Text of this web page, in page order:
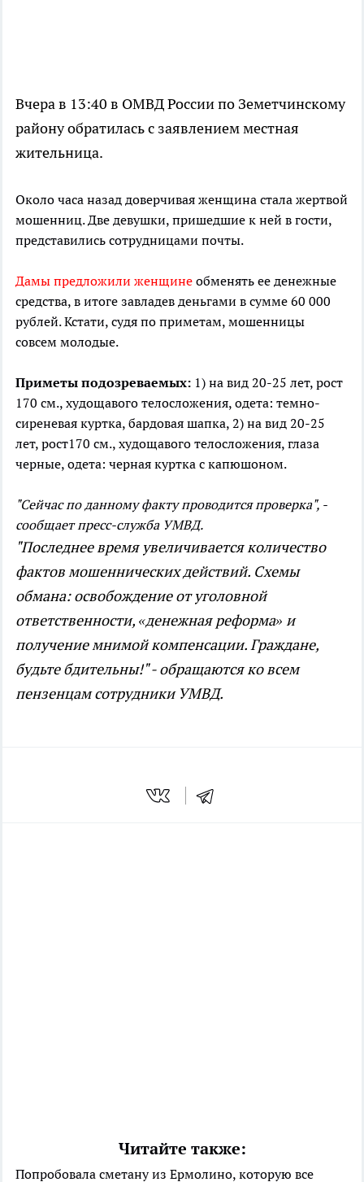
Вчера в 13:40 в ОМВД России по Земетчинскому
району обратилась с заявлением местная
жительница.
Около часа назад доверчивая женщина стала жертвой
мошенниц. Две девушки, пришедшие к ней в гости,
представились сотрудницами почты.
Дамы предложили женщине обменять ее денежные
средства, в итоге завладев деньгами в сумме 60 000
рублей. Кстати, судя по приметам, мошенницы
совсем молодые.
Приметы подозреваемых: 1) на вид 20-25 лет, рост
170 см., худощавого телосложения, одета: темно-
сиреневая куртка, бардовая шапка, 2) на вид 20-25
лет, рост170 см., худощавого телосложения, глаза
черные, одета: черная куртка с капюшоном.
"Сейчас по данному факту проводится проверка", -
сообщает пресс-служба УМВД.
"Последнее время увеличивается количество
фактов мошеннических действий. Схемы
обмана: освобождение от уголовной
ответственности, «денежная реформа» и
получение мнимой компенсации. Граждане,
будьте бдительны!" - обращаются ко всем
пензенцам сотрудники УМВД.
Читайте также:
Попробовала сметану из Ермолино, которую все